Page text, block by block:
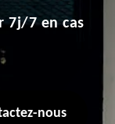
7j/7 en cas
nous